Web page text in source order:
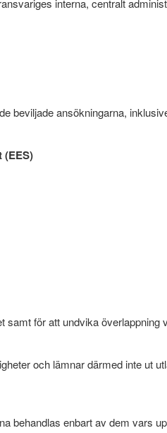
interna, centralt
beviljade ansökningarna,
(EES)
samt för att undvika överlappning
och lämnar därmed inte ut
behandlas enbart av dem vars